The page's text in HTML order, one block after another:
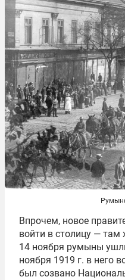
Впрочем, новое
войти в столицу — там
14 ноября румыны
ноября 1919 г. в него
был созвано